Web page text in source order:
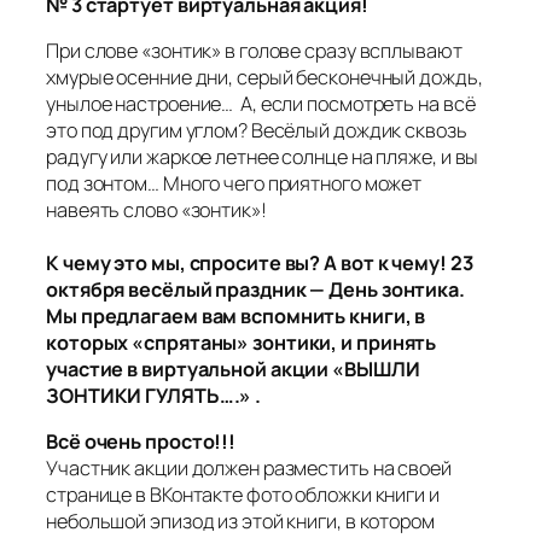
При слове «зонтик» в голове сразу всплывают
хмурые осенние дни, серый бесконечный дождь,
унылое настроение… А, если посмотреть на всё
это под другим углом? Весёлый дождик сквозь
радугу или жаркое летнее солнце на пляже, и вы
под зонтом… Много чего приятного может
навеять слово «зонтик»!
К чему это мы, спросите вы? А вот к чему! 23
октября весёлый праздник — День зонтика.
Мы предлагаем вам вспомнить книги, в
которых «спрятаны» зонтики, и принять
участие в виртуальной акции «ВЫШЛИ
ЗОНТИКИ ГУЛЯТЬ….» .
Всё очень просто!!!
Участник акции должен разместить на своей
странице в ВКонтакте фото обложки книги и
небольшой эпизод из этой книги, в котором